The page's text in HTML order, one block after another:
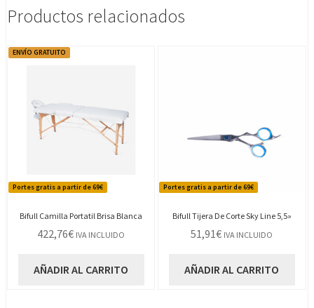
Productos relacionados
Portes gratis a partir de 69€
ENVÍO GRATUITO
Bifull Camilla Portatil Brisa Blanca
422,76€ IVA INCLUIDO
AÑADIR AL CARRITO
Portes gratis a partir de 69€
Bifull Tijera De Corte Sky Line 5,5»
51,91€ IVA INCLUIDO
AÑADIR AL CARRITO